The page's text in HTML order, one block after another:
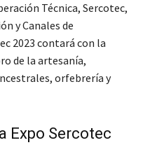
Técnica, Sercotec,
y Canales de
2023 contará con la
de la artesanía,
orfebrería y
Expo Sercotec